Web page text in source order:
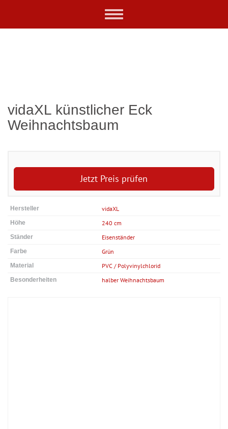
Toggle
vidaXL künstlicher Eck
Weihnachtsbaum
Jetzt Preis prüfen
Hersteller vidaXL
Höhe 240 cm
Ständer Eisenständer
Farbe Grün
Material PVC / Polyvinylchlorid
Besonderheiten halber Weihnachtsbaum